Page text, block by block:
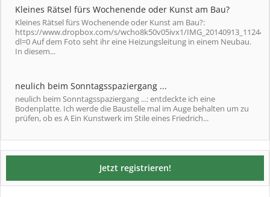
Kleines Rätsel fürs Wochenende oder Kunst am Bau?
Kleines Rätsel fürs Wochenende oder Kunst am Bau?:
https://www.dropbox.com/s/wcho8k50v05ivx1/
dl=0 Auf dem Foto seht ihr eine Heizungsleitung in einem Neubau.
In diesem...
neulich beim Sonntagsspaziergang ...
neulich beim Sonntagsspaziergang ...: entdeckte ich eine
Bodenplatte. Ich werde die Baustelle mal im Auge behalten um zu
prüfen, ob es A Ein Kunstwerk im Stile eines Friedrich...
Jetzt registrieren!